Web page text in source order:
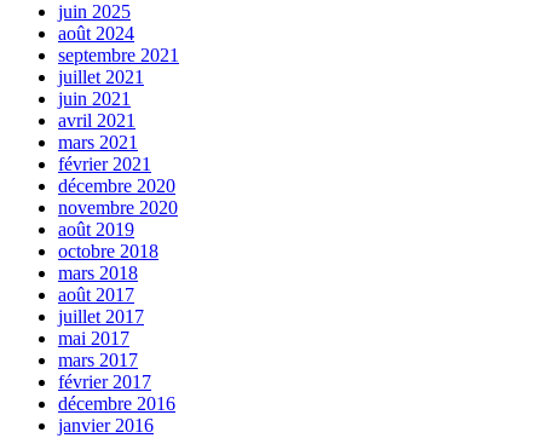
juin 2025
août 2024
septembre 2021
juillet 2021
juin 2021
avril 2021
mars 2021
février 2021
décembre 2020
novembre 2020
août 2019
octobre 2018
mars 2018
août 2017
juillet 2017
mai 2017
mars 2017
février 2017
décembre 2016
janvier 2016